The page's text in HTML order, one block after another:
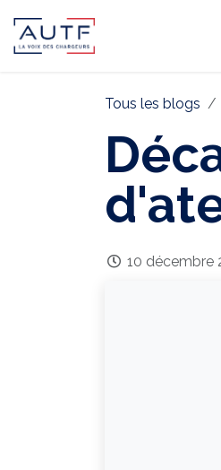
Tous les blogs
10 décembre